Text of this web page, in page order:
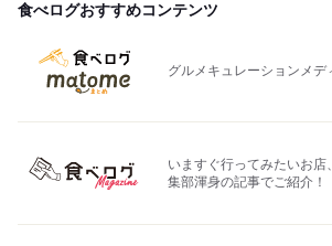
食べログおすすめコンテンツ
グルメキュレーションメデ
いますぐ行ってみたいお
集部渾身の記事でご紹介！